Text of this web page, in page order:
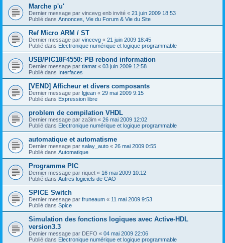
Marche p'u'
Dernier message par vincevg enb invité « 21 juin 2009 18:53
Publié dans Annonces, Vie du Forum & Vie du Site
Ref Micro ARM / ST
Dernier message par vincevg « 21 juin 2009 18:45
Publié dans Electronique numérique et logique programmable
USB/PIC18F4550: PB rebond information
Dernier message par tiamat « 03 juin 2009 12:58
Publié dans Interfaces
[VEND] Afficheur et divers composants
Dernier message par lgjean « 29 mai 2009 9:15
Publié dans Expression libre
problem de compilation VHDL
Dernier message par za3im « 26 mai 2009 12:02
Publié dans Electronique numérique et logique programmable
automatique et automatisme
Dernier message par salay_auto « 26 mai 2009 0:55
Publié dans Automatique
Programme PIC
Dernier message par riquet « 16 mai 2009 10:12
Publié dans Autres logiciels de CAO
SPICE Switch
Dernier message par fruneaum « 11 mai 2009 9:53
Publié dans Spice
Simulation des fonctions logiques avec Active-HDL
version3.3
Dernier message par DEFO « 04 mai 2009 22:06
Publié dans Electronique numérique et logique programmable